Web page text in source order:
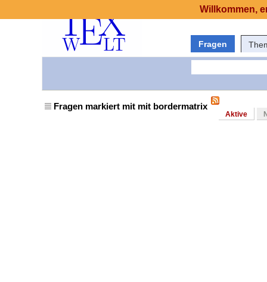
Fragen
Fragen markiert mit mit bordermatrix
Aktive
Willkommen,